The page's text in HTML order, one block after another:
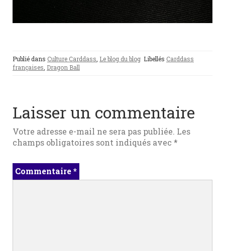
Publié dans Culture Carddass, Le blog du blog Libellés Carddass
françaises, Dragon Ball
Laisser un commentaire
Votre adresse e-mail ne sera pas publiée. Les
champs obligatoires sont indiqués avec *
Commentaire*